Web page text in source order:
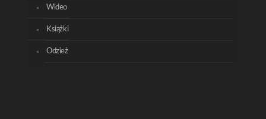
Wideo
Książki
Odzież